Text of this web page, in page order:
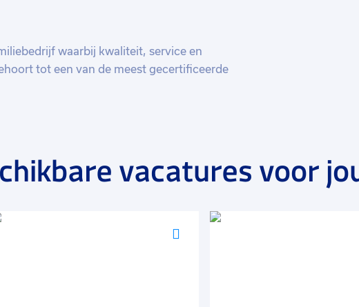
waarbij kwaliteit, service en
tot een van de meest gecertificeerde
diverse specialismen waaronder
vacatures voor